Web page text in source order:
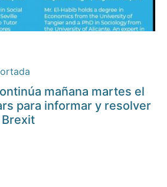
mañana martes el
para informar y resolver